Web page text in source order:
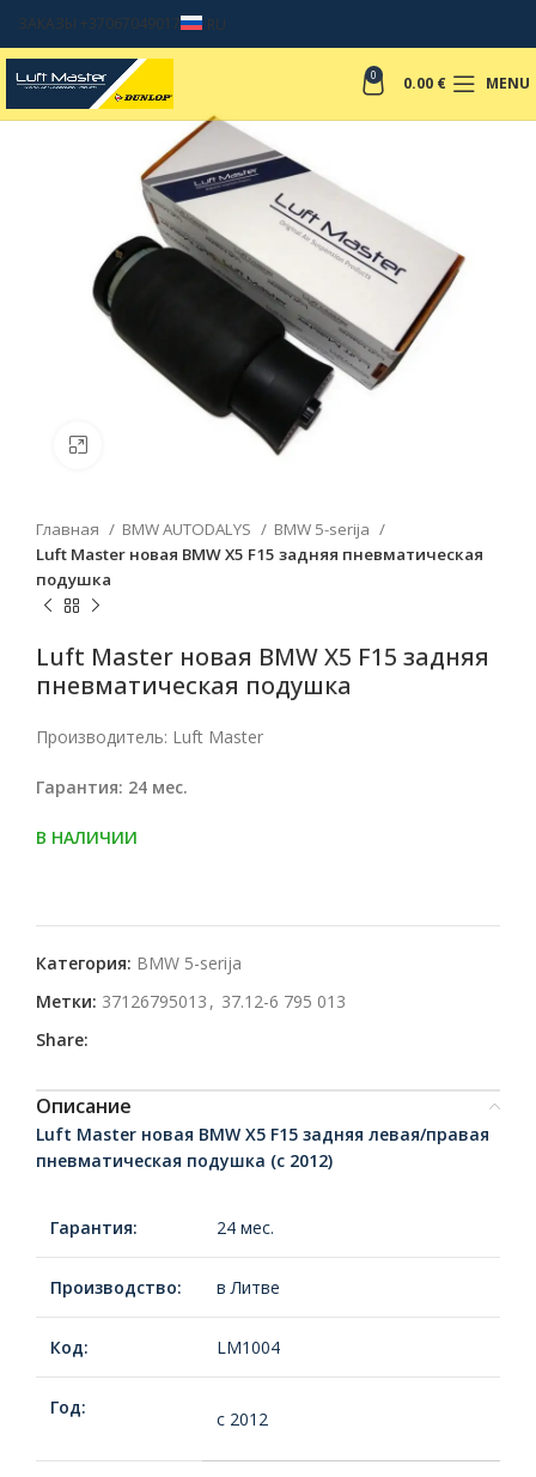
ЗАКАЗЫ +37067049017 RU
0 0.00 € MENU
Главная BMW AUTODALYS
BMW 5-serija
Luft Master новая BMW X5 F15 задняя пневматическая
подушка
Luft Master новая BMW X5 F15 задняя
пневматическая подушка
Производитель: Luft Master
Гарантия: 24 мес.
В НАЛИЧИИ
Категория: BMW 5-serija
Метки: 37126795013 , 37.12-6 795 013
Share:
Описание
Luft Master новая BMW X5 F15 задняя левая/правая
пневматическая подушка (c 2012)
Гарантия: 24 мес.
Производство: в Литве
Код: LM1004
Год:
c 2012